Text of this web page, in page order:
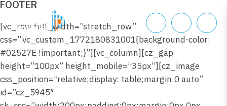
FOOTER
[vc_row full_width=”stretch_row”
css=”.vc_custom_1772180831001{background-color:
#02527E !important;}”][vc_column][cz_gap
height=”100px” height_mobile=”35px”][cz_image
css_position=”relative;display: table;margin:0 auto”
id=”cz_5945″